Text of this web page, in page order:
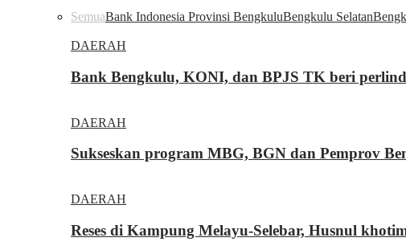
SemuaBank Indonesia Provinsi BengkuluBengkulu Selatan
DAERAH
Bank Bengkulu, KONI, dan BPJS TK beri
DAERAH
Sukseskan program MBG, BGN dan Pemprov
DAERAH
Reses di Kampung Melayu-Selebar, Husnul